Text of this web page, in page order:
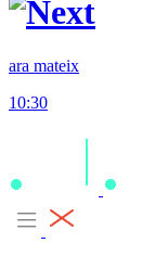
ara mateix
10:30